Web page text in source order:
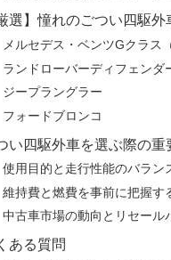
選】憧れのごつい四駆
メルセデス・ベンツGクラス
ランドローバーディフェンダ
ジープラングラー
フォードブロンコ
い四駆外車を選ぶ際の重
使用目的と走行性能のバラン
維持費と燃費を事前に把握す
中古車市場の動向とリセール
ある質問